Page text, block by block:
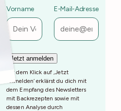
Vorname E-Mail-Adresse
Mit dem Klick auf ‚Jetzt
Anmelden‘ erklärst du dich mit
dem Empfang des Newsletters
mit Backrezepten sowie mit
dessen Analyse durch